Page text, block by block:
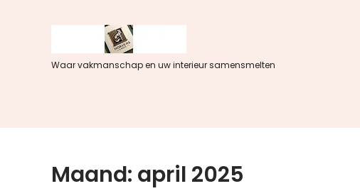
Waar vakmanschap en uw interieur samensmelten
Maand: april 2025